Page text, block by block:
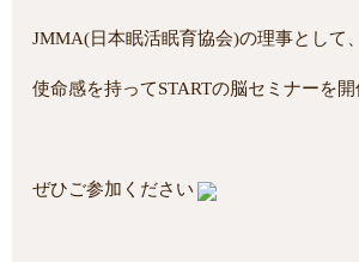
JMMA(日本眠活眠育協会)の理事として、
使命感を持ってSTARTの脳セミナーを
ぜひご参加ください